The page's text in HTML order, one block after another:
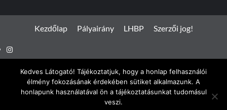
Kezdőlap Pályairány LHBP Szerzői jog!
Instagram
Spotterfoto.hu © Minden jog fenntartva 2017 - 2026
Kedves Látogató! Tájékoztatjuk, hogy a honlap felhasználói
élmény fokozásának érdekében sütiket alkalmazunk. A
honlapunk használatával ön a tájékoztatásunkat tudomásul
veszi.